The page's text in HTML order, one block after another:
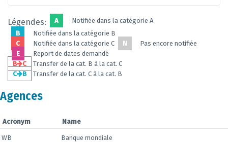
Légendes: A
Notifiée dans la catégorie A
B
Notifiée dans la catégorie B
C
Notifiée dans la catégorie C N
Pas encore notifiée
E
Report de dates demandé
B
C
Transfer de la cat. B à la cat. C
C
B Transfer de la cat. C à la cat. B
Agences
Acronym Name
WB Banque mondiale